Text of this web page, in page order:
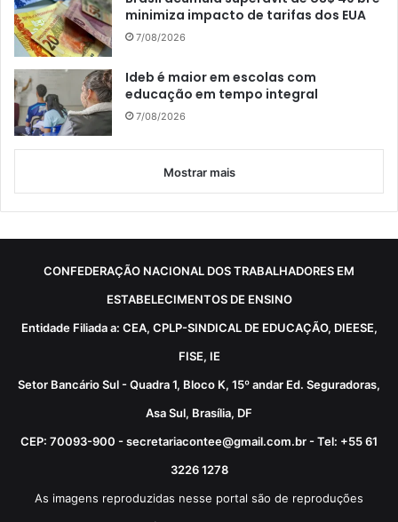
minimiza impacto de tarifas dos EUA
7/08/2026
Ideb é maior em escolas com
educação em tempo integral
7/08/2026
Mostrar mais
CONFEDERAÇÃO NACIONAL DOS TRABALHADORES EM
ESTABELECIMENTOS DE ENSINO
Entidade Filiada a: CEA, CPLP-SINDICAL DE EDUCAÇÃO, DIEESE,
FISE, IE
Setor Bancário Sul - Quadra 1, Bloco K, 15º andar Ed. Seguradoras,
Asa Sul, Brasília, DF
CEP: 70093-900 - secretariacontee@gmail.com.br - Tel: +55 61
3226 1278
As imagens reproduzidas nesse portal são de reproduções